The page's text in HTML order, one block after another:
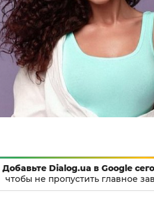
Добавьте Dialog.ua в Google
чтобы не пропустить главное